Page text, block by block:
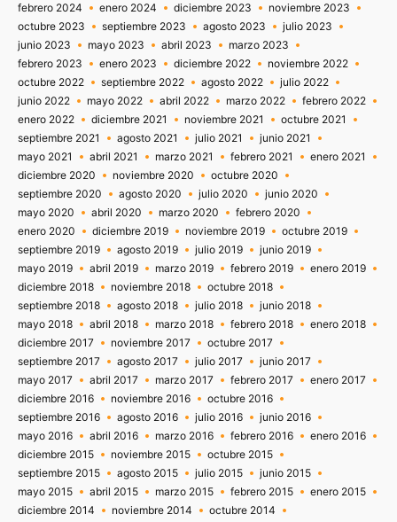
febrero 2024
enero 2024 diciembre 2023
noviembre 2023
octubre 2023
septiembre 2023 agosto 2023
julio 2023
junio 2023
mayo 2023 abril 2023
marzo 2023
febrero 2023
enero 2023 diciembre 2022
noviembre 2022
octubre 2022
septiembre 2022 agosto 2022
julio 2022
junio 2022
mayo 2022 abril 2022 marzo 2022
febrero 2022
enero 2022
diciembre 2021 noviembre 2021
octubre 2021
septiembre 2021
agosto 2021 julio 2021
junio 2021
mayo 2021
abril 2021 marzo 2021 febrero 2021
enero 2021
diciembre 2020
noviembre 2020
octubre 2020
septiembre 2020
agosto 2020 julio 2020
junio 2020
mayo 2020
abril 2020 marzo 2020
febrero 2020
enero 2020
diciembre 2019 noviembre 2019
octubre 2019
septiembre 2019
agosto 2019 julio 2019
junio 2019
mayo 2019
abril 2019 marzo 2019 febrero 2019
enero 2019
diciembre 2018
noviembre 2018
octubre 2018
septiembre 2018
agosto 2018 julio 2018
junio 2018
mayo 2018
abril 2018 marzo 2018 febrero 2018
enero 2018
diciembre 2017
noviembre 2017
octubre 2017
septiembre 2017
agosto 2017 julio 2017
junio 2017
mayo 2017
abril 2017 marzo 2017 febrero 2017
enero 2017
diciembre 2016
noviembre 2016
octubre 2016
septiembre 2016
agosto 2016 julio 2016
junio 2016
mayo 2016
abril 2016 marzo 2016 febrero 2016
enero 2016
diciembre 2015
noviembre 2015
octubre 2015
septiembre 2015
agosto 2015 julio 2015
junio 2015
mayo 2015
abril 2015 marzo 2015 febrero 2015
enero 2015
diciembre 2014
noviembre 2014 octubre 2014